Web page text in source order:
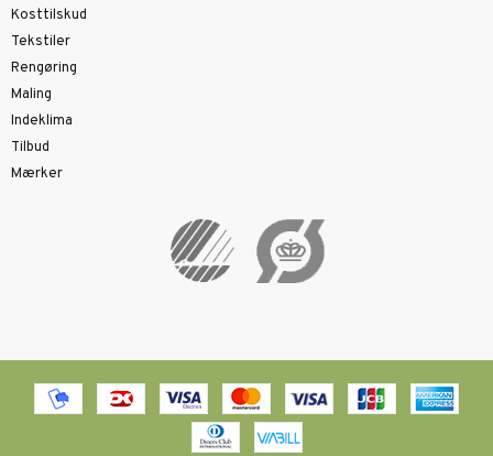
Kosttilskud
Tekstiler
Rengøring
Maling
Indeklima
Tilbud
Mærker